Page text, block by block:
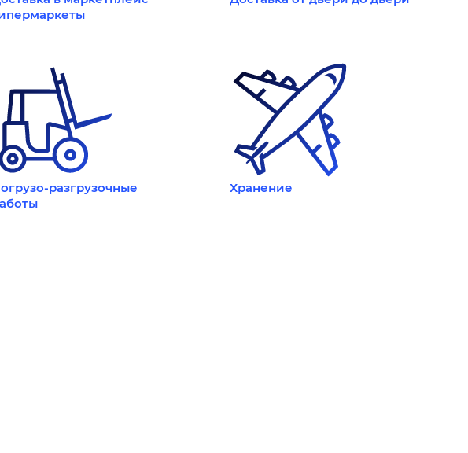
разгрузочные
Хранение